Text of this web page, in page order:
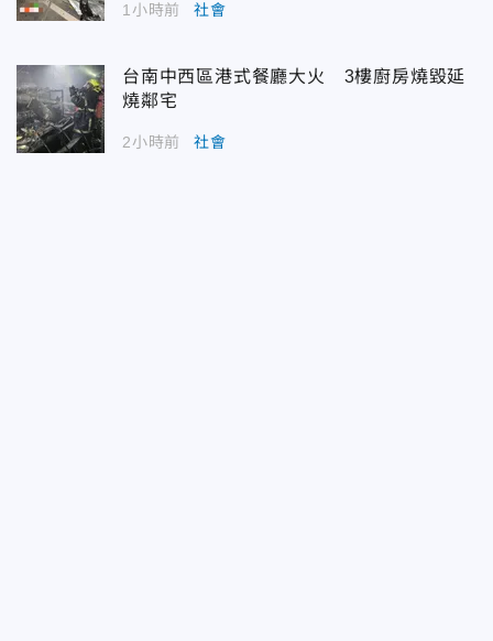
1小時前 社會
台南中西區港式餐廳大火 3樓廚房燒毀延
燒鄰宅
2小時前 社會